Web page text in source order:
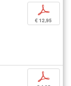
p
€ 12,95
p